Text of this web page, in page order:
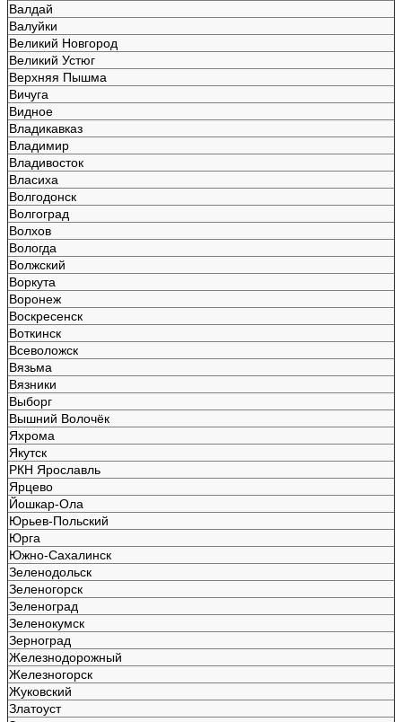
Валдай
Валуйки
Великий Новгород
Великий Устюг
Верхняя Пышма
Вичуга
Видное
Владикавказ
Владимир
Владивосток
Власиха
Волгодонск
Волгоград
Волхов
Вологда
Волжский
Воркута
Воронеж
Воскресенск
Воткинск
Всеволожск
Вязьма
Вязники
Выборг
Вышний Волочёк
Яхрома
Якутск
РКН Ярославль
Ярцево
Йошкар-Ола
Юрьев-Польский
Юрга
Южно-Сахалинск
Зеленодольск
Зеленогорск
Зеленоград
Зеленокумск
Зерноград
Железнодорожный
Железногорск
Жуковский
Златоуст